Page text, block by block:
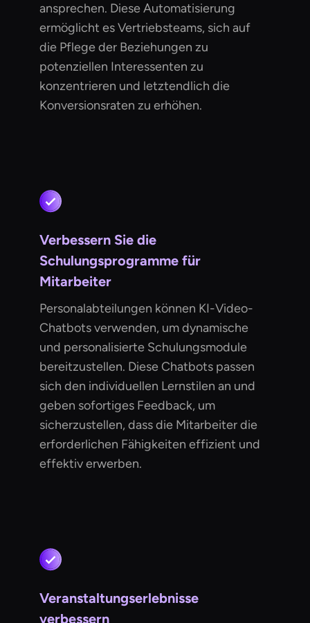
ansprechen. Diese Automatisierung
ermöglicht es Vertriebsteams, sich auf
die Pflege der Beziehungen zu
potenziellen Interessenten zu
konzentrieren und letztendlich die
Konversionsraten zu erhöhen.
Verbessern Sie die
Schulungsprogramme für
Mitarbeiter
Personalabteilungen können KI-Video-
Chatbots verwenden, um dynamische
und personalisierte Schulungsmodule
bereitzustellen. Diese Chatbots passen
sich den individuellen Lernstilen an und
geben sofortiges Feedback, um
sicherzustellen, dass die Mitarbeiter die
erforderlichen Fähigkeiten effizient und
effektiv erwerben.
Veranstaltungserlebnisse
verbessern